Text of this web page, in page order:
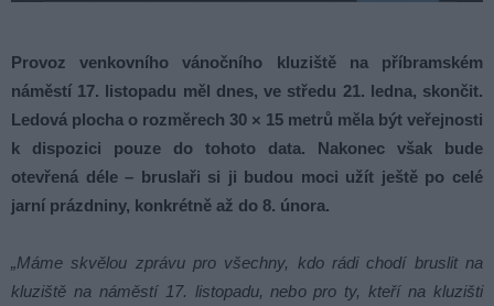
Provoz venkovního vánočního kluziště na příbramském
náměstí 17. listopadu měl dnes, ve středu 21. ledna, skončit.
Ledová plocha o rozměrech 30 × 15 metrů měla být veřejnosti
k dispozici pouze do tohoto data. Nakonec však bude
otevřená déle – bruslaři si ji budou moci užít ještě po celé
jarní prázdniny, konkrétně až do 8. února.
„Máme skvělou zprávu pro všechny, kdo rádi chodí bruslit na
kluziště na náměstí 17. listopadu, nebo pro ty, kteří na kluzišti